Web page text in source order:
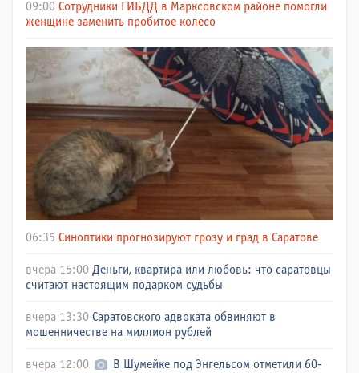
09:00 Сотрудники ГИБДД в Марксовском районе помогли
женщине заменить пробитое колесо
06:35 Синоптики прогнозируют грозу и град в Саратове
вчера 15:00 Деньги, квартира или любовь: что саратовцы
считают настоящим подарком судьбы
вчера 13:30 Саратовского адвоката обвиняют в
мошенничестве на миллион рублей
вчера 12:00
В Шумейке под Энгельсом отметили 60-